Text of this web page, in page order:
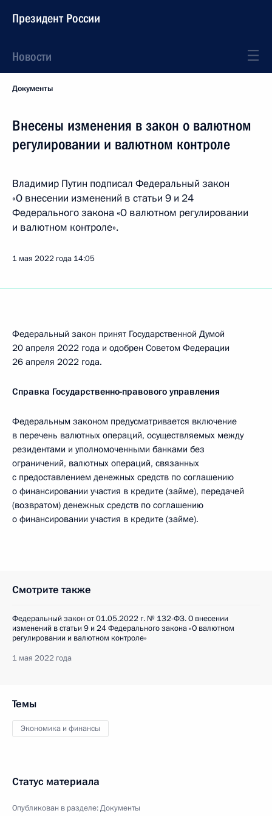
Президент России
Новости
Документы
Внесены изменения в закон о валютном
регулировании и валютном контроле
Владимир Путин подписал Федеральный закон
«О внесении изменений в статьи 9 и 24
Федерального закона «О валютном регулировании
и валютном контроле».
1 мая 2022 года 14:05
Федеральный закон принят Государственной Думой
20 апреля 2022 года и одобрен Советом Федерации
26 апреля 2022 года.
Справка Государственно-правового управления
Федеральным законом предусматривается включение
в перечень валютных операций, осуществляемых между
резидентами и уполномоченными банками без
ограничений, валютных операций, связанных
с предоставлением денежных средств по соглашению
о финансировании участия в кредите (займе), передачей
(возвратом) денежных средств по соглашению
о финансировании участия в кредите (займе).
Смотрите также
Федеральный закон от 01.05.2022 г. № 132-ФЗ. О внесении
изменений в статьи 9 и 24 Федерального закона «О валютном
регулировании и валютном контроле»
1 мая 2022 года
Темы
Экономика и финансы
Статус материала
Опубликован в разделе:Документы